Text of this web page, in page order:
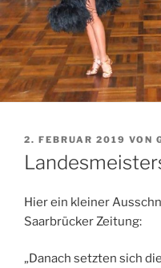
VERÖFFENTLICHT
AM
2. FEBRUAR 2019 VON
Hier ein kleiner
Saarbrücker Zeitung:
„Danach setzten sich